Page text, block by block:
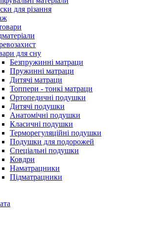
для різання
для сну
Безпружинні матраци
Пружинні матраци
Дитячі матраци
Топпери - тонкі матраци
Ортопедичні подушки
Дитячі подушки
Анатомічні подушки
Класичні подушки
Терморегуляційні подушки
Подушки для подорожей
Спеціальні подушки
Ковдри
Наматрацники
Підматрацники